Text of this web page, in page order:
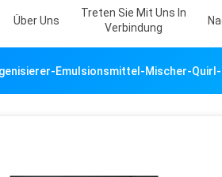
Über Uns
Treten Sie Mit Uns In
Verbindung
Emulsionsmittel-Mischer-